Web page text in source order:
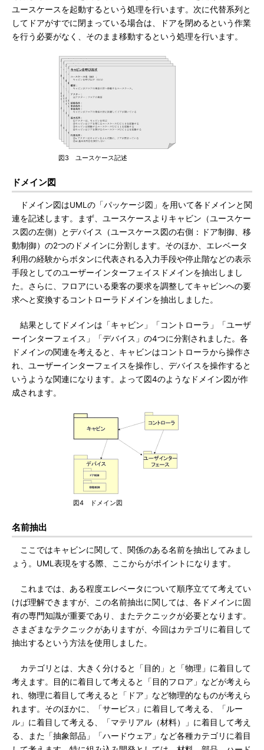
ユースケースを起動するという処理を行います。次に代替系列と
してドアがすでに閉まっている場合は、ドアを閉めるという作業
を行う必要がなく、そのまま移動するという処理を行います。
図3 ユースケース記述
ドメイン図
ドメイン図はUMLの「パッケージ図」を用いて各ドメインと関
連を記述します。まず、ユースケースよりキャビン（ユースケー
ス図の左側）とデバイス（ユースケース図の右側：ドア制御、移
動制御）の2つのドメインに分割します。そのほか、エレベータ
利用の経験からボタンに代表される入力手段や停止階などの表示
手段としてのユーザーインターフェイスドメインを抽出しまし
た。さらに、フロアにいる乗客の要求を調整してキャビンへの要
求へと変換するコントローラドメインを抽出しました。
結果としてドメインは「キャビン」「コントローラ」「ユーザ
ーインターフェイス」「デバイス」の4つに分割されました。各
ドメインの関連を考えると、キャビンはコントローラから操作さ
れ、ユーザーインターフェイスを操作し、デバイスを操作すると
いうような関連になります。よって図4のようなドメイン図が作
成されます。
図4 ドメイン図
名前抽出
ここではキャビンに関して、関係のある名前を抽出してみまし
ょう。UML表現をする際、ここからがポイントになります。
これまでは、ある程度エレベータについて順序立てて考えてい
けば理解できますが、この名前抽出に関しては、各ドメインに固
有の専門知識が重要であり、またテクニックが必要となります。
さまざまなテクニックがありますが、今回はカテゴリに着目して
抽出するという方法を使用しました。
カテゴリとは、大きく分けると「目的」と「物理」に着目して
考えます。目的に着目して考えると「目的フロア」などが考えら
れ、物理に着目して考えると「ドア」など物理的なものが考えら
れます。そのほかに、「サービス」に着目して考える、「ルー
ル」に着目して考える、「マテリアル（材料）」に着目して考え
る、また「抽象部品」「ハードウェア」など各種カテゴリに着目